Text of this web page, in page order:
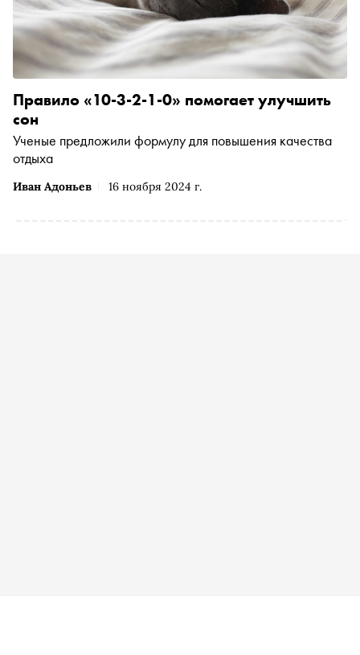
Иван Адоньев 16 ноября 2024 г.
Правило «10-3-2-1-0» помогает улучшить
сон
Ученые предложили формулу для повышения качества
отдыха